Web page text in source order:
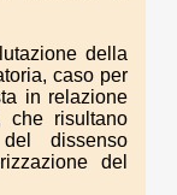
della
caso per
in relazione
che risultano
dissenso
del